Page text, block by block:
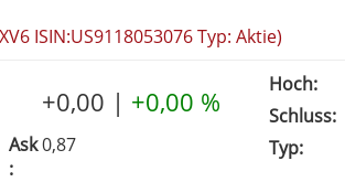
ISIN:US9118053076 Typ: Aktie)
+0,00 | +0,00 %
Ask
:
0,87
Hoch:
Schluss:
Typ: